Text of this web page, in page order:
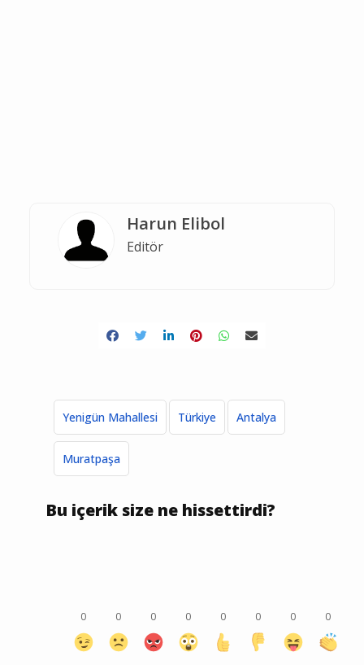
Harun Elibol
Editör
Yenigün Mahallesi Türkiye Antalya
Muratpaşa
Bu içerik size ne hissettirdi?
0 0 0 0 0 0 0 0